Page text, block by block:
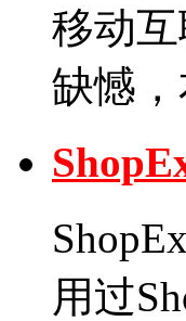
移动
缺憾
用过